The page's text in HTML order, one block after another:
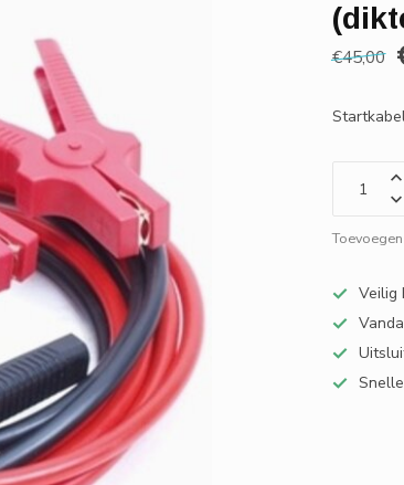
€45,00
Veilig